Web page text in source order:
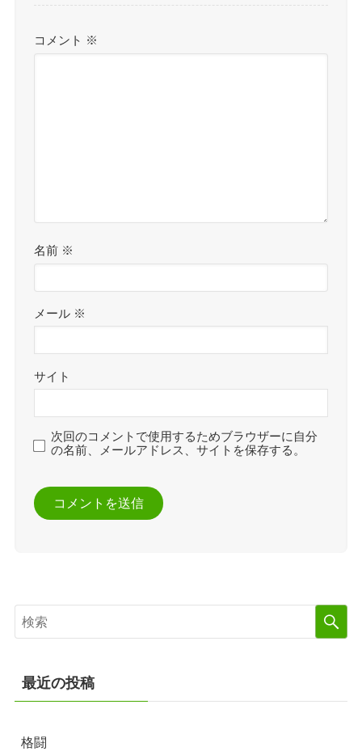
コメント ※
名前 ※
メール ※
サイト
次回のコメントで使用するためブラウザーに自分
の名前、メールアドレス、サイトを保存する。
最近の投稿
格闘